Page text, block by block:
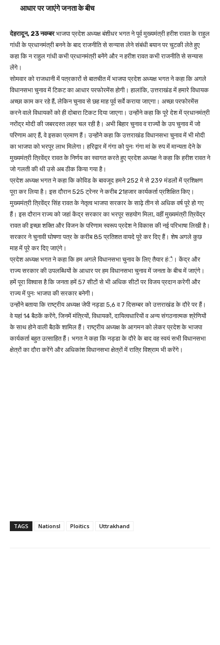
आधार पर जाएंगे जनता के बीच
देहरादून, 23 नवम्बरभाजपा प्रदेश अध्यक्ष बंशीधर भगत ने पूर्व मुख्यमंत्री हरीश रावत के राहुल
गांधी के प्रधानमंत्री बनने के बाद राजनीति से सन्यास लेने संबंधी बयान पर चुटकी लेते हुए
कहा कि न राहुल गांधी कभी प्रधानमंत्री बनेंगे और न हरीश रावत कभी राजनीति से सन्यास
लेंगे।
सोमवार को राजधानी में पत्रकारों से बातचीत में भाजपा प्रदेश अध्यक्ष भगत ने कहा कि अगले
विधानसभा चुनाव में टिकट का आधार परफोरमेंस होगी। हालांकि, उत्तराखंड में हमारे विधायक
अच्छा काम कर रहे हैं, लेकिन चुनाव से छह माह पूर्व सर्वे कराया जाएगा। अच्छा परफोरमेंस
करने वाले विधायकों को ही दोबारा टिकट दिया जाएगा। उन्होंने कहा कि पूरे देश में प्रधानमंत्री
नरोंद्र मोदी की जबरदस्त लहर चल रही है। अभी बिहार चुनाव व राज्यों के उप चुनाव में जो
परिणाम आए हैं, वे इसका प्रमाण हैं। उन्होंने कहा कि उत्तराखंड विधानसभा चुनाव में भी मोदी
का भाजपा को भरपूर लाभ मिलेगा। हरिद्वार में गंगा को पुनः गंगा मां के रुप में मान्यता देने के
मुख्यमंत्री त्रिवेंद्र रावत के निर्णय का स्वागत करते हुए प्रदेश अध्यक्ष ने कहा कि हरीश रावत ने
जो गलती की थी उसे अब ठीक किया गया है।
प्रदेश अध्यक्ष भगत ने कहा कि कोविड के बावजूद हमने 252 मे से 239 मंडलों में प्रशिक्षण
पूरा कर लिया है। इस दौरान 525 ट्रेनर ने करीब 21हजार कार्यकर्ता प्रशिक्षित किए।
मुख्यमंत्री त्रिवेंद्र सिंह रावत के नेतृत्व भाजपा सरकार के साढ़े तीन से अधिक वर्ष पूरे हो गए
हैं। इस दौरान राज्य को जहां केंद्र सरकार का भरपूर सहयोग मिला, वहीं मुख्यमंत्री त्रिवेंद्र
रावत की इच्छा शक्ति और विजन के परिणाम स्वरूप प्रदेश ने विकास की नई परिभाषा लिखी है।
सरकार ने चुनावी घोषणा पत्र के करीब 85 प्रतिशत वायदे पूरे कर दिए हैं। शेष अगले कुछ
माह में पूरे कर दिए जाएंगे।
प्रदेश अध्यक्ष भगत ने कहा कि हम अगले विधानसभा चुनाव के लिए तैयार हंै। केंद्र और
राज्य सरकार की उपलब्धियों के आधार पर हम विधानसभा चुनाव में जनता के बीच में जाएंगे।
हमें पूरा विश्वास है कि जनता हमें 57 सीटों से भी अधिक सीटों पर विजय प्रदान करेगी और
राज्य में पुनः भाजपा की सरकार बनेगी।
उन्होंने बताया कि राष्ट्रीय अध्यक्ष जेपी नड्डा 5,6 व 7 दिसम्बर को उत्तराखंड के दौरे पर हैं।
वे यहां 14 बैठकें करेंगे, जिनमें मंत्रियों, विधायकों, दायित्वधारियों व अन्य संगठनात्मक श्रेणियों
के साथ होने वाली बैठकें शामिल हैं। राष्ट्रीय अध्यक्ष के आगमन को लेकर प्रदेश के भाजपा
कार्यकर्ता बहुत उत्साहित हैं। भगत ने कहा कि नड्डा के दौरे के बाद वह स्वयं सभी विधानसभा
क्षेत्रों का दौरा करेंगे और अधिकांश विधानसभा क्षेत्रों में रात्रि विश्राम भी करेंगे।
TAGS Nationsl Ploitics Uttrakhand